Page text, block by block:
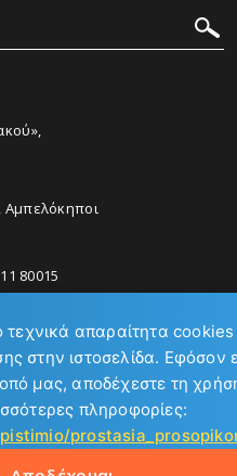
Αμπελόκηποι
80015
απαραίτητα cookies
στην ιστοσελίδα. Εφόσον
μας, αποδέχεστε τη
πληροφορίες: